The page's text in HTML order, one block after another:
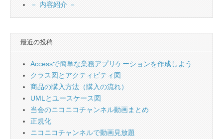
－ 内容紹介 －
最近の投稿
Accessで簡単な業務アプリケーションを作成しよう
クラス図とアクティビティ図
商品の購入方法（購入の流れ）
UMLとユースケース図
当会のニコニコチャンネル動画まとめ
正規化
ニコニコチャンネルで動画見放題